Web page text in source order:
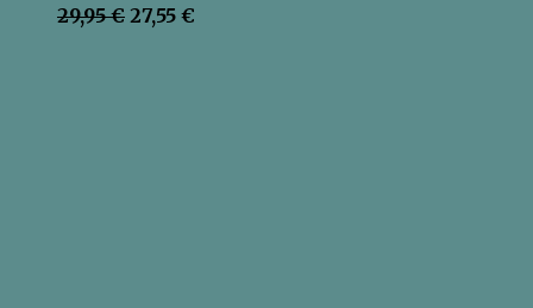
29,95€ Pôvodná
27,55 €